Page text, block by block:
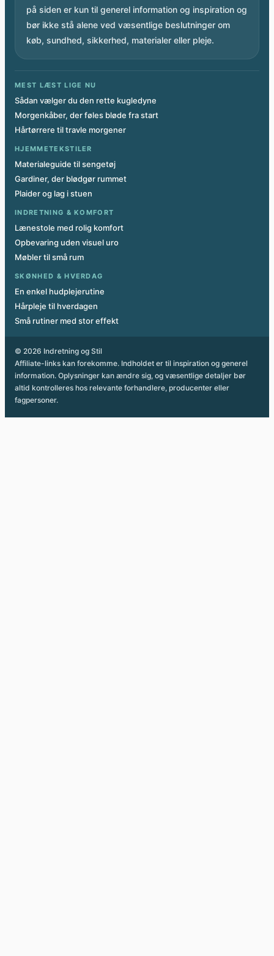
på siden er kun til generel information og inspiration og
bør ikke stå alene ved væsentlige beslutninger om
køb, sundhed, sikkerhed, materialer eller pleje.
MEST LÆST LIGE NU
Sådan vælger du den rette kugledyne
Morgenkåber, der føles bløde fra start
Hårtørrere til travle morgener
HJEMMETEKSTILER
Materialeguide til sengetøj
Gardiner, der blødgør rummet
Plaider og lag i stuen
INDRETNING & KOMFORT
Lænestole med rolig komfort
Opbevaring uden visuel uro
Møbler til små rum
SKØNHED & HVERDAG
En enkel hudplejerutine
Hårpleje til hverdagen
Små rutiner med stor effekt
© 2026 Indretning og Stil
Affiliate-links kan forekomme. Indholdet er til inspiration og generel
information. Oplysninger kan ændre sig, og væsentlige detaljer bør
altid kontrolleres hos relevante forhandlere, producenter eller
fagpersoner.